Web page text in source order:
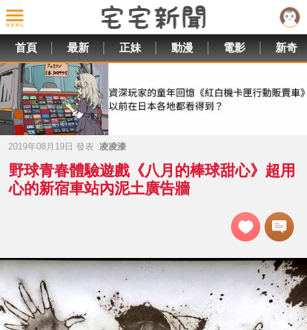
首頁 最新 正妹 動漫 電影 新奇
2019年08月19日 發表 :凌凌漆
野球青春體驗遊戲《八月的棒球甜心》超用
心的新宿車站內泥土廣告牆